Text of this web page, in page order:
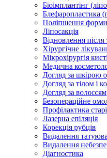
Біоімплантінг
Блефаропластика
Поліпшення форми
Ліпосакція
Відновлення після
Хірургічне
Мікрохірургія кисті
Медична
Догляд за шкірою
Догляд за тілом і
Догляд за волоссям
Безопераційне
Профілактика
Лазерна епіляція
Корекція рубців
Видалення
Видалення
Діагностика